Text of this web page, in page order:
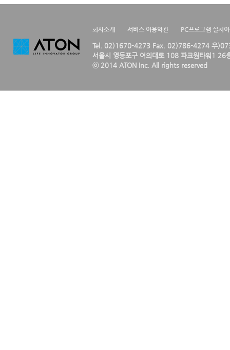
회사소개 서비스 이용약관 PC프로그램 설치
Tel. 02)1670-4273 Fax. 02)786-4274 우
서울시 영등포구 여의대로 108 파크원타워1 26
ⓒ 2014 ATON Inc. All rights reserved